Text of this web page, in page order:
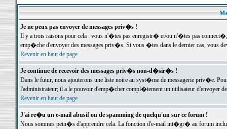
Je ne peux pas envoyer de messages priv�s !
Il y a trois raisons pour cela : vous n'�tes pas enregistr� et/ou n'�tes pas
emp�che d'envoyer des messages priv�s. Si vous �tes dans le dernier cas, vous
Revenir en haut de page
Je continue de recevoir des messages priv�s non-d�sir�s !
Dans le futur, nous ajouterons une liste noire au syst�me de messagerie priv�e.
l'administrateur; il a le pouvoir d'emp�cher compl�tement un utilisateur d'envoyer
Revenir en haut de page
J'ai re�u un e-mail abusif ou de spamming de quelqu'un sur ce forum !
Nous sommes pein�s d'apprendre cela. La fonction d'e-mail int�gr� au forum inclut